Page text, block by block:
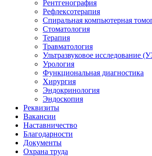
Рентгенография
Рефлексотерапия
Спиральная компьютерная
Стоматология
Терапия
Травматология
Ультразвуковое исследование
Урология
Функциональная диагностика
Хирургия
Эндокринология
Эндоскопия
Реквизиты
Вакансии
Наставничество
Благодарности
Документы
Охрана труда